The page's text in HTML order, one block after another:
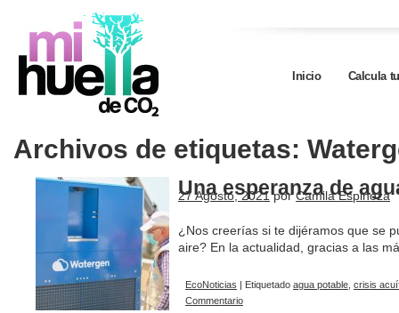
Inicio Calcula
Archivos de etiquetas:
Una esperanza de
27 Agosto, 2021 por Camila Espinoza
¿Nos creerías si te dijéramos que se
aire? En la actualidad, gracias a las
EcoNoticias | Etiquetado agua potable crisis
Commentario